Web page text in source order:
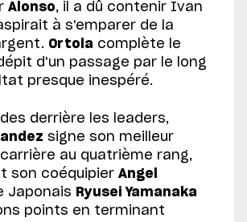
Alonso, il a dû contenir Ivan
à s'emparer de la
Ortola complète le
d'un passage par le long
presque inespéré.
derrière les leaders,
signe son meilleur
au quatrième rang,
son coéquipier Angel
Japonais Ryusei Yamanaka
points en terminant